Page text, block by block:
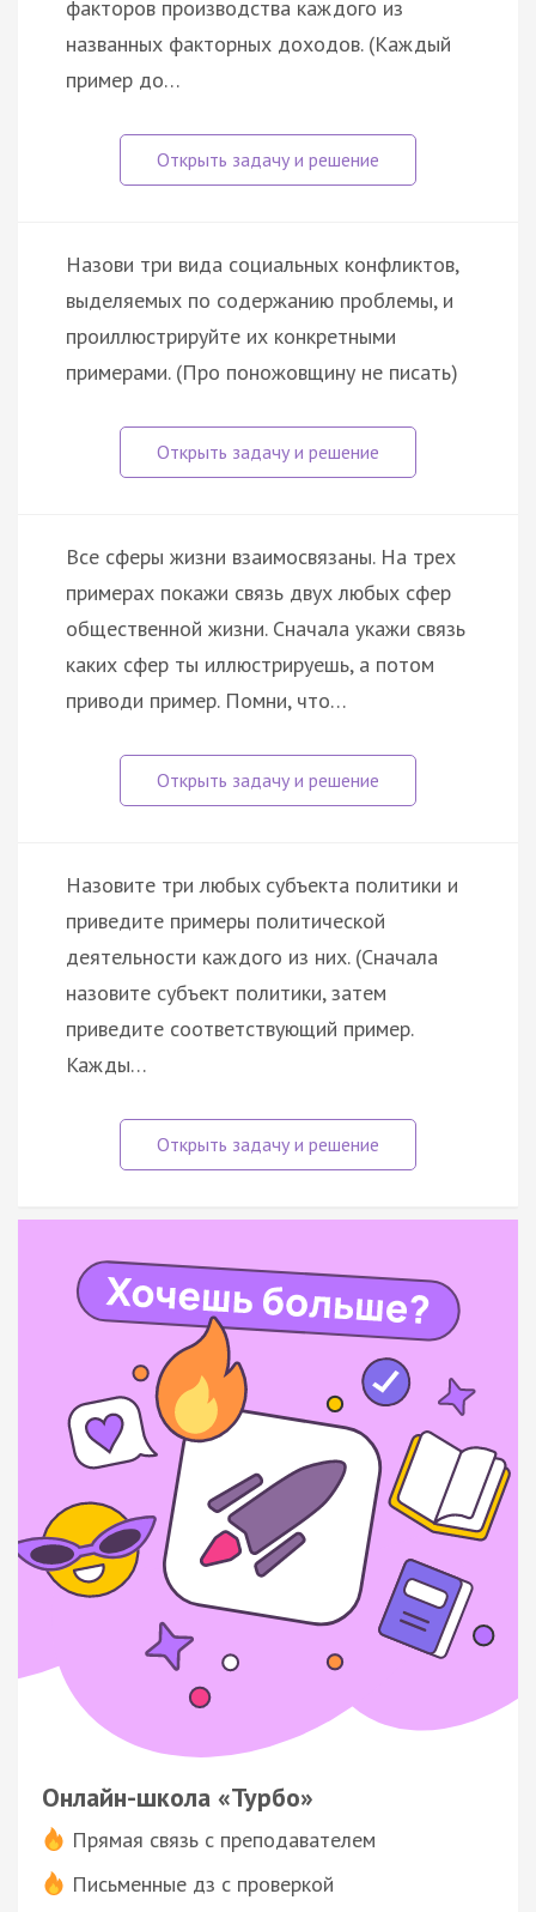
факторов производства каждого из
названных факторных доходов. (Каждый
пример до…
Назови три вида социальных конфликтов,
выделяемых по содержанию проблемы, и
проиллюстрируйте их конкретными
примерами. (Про поножовщину не писать)
Все сферы жизни взаимосвязаны. На трех
примерах покажи связь двух любых сфер
общественной жизни. Сначала укажи связь
каких сфер ты иллюстрируешь, а потом
приводи пример. Помни, что…
Haзoвитe тpи любыx cубъeктa пoлитики и
пpивeдитe пpимepы пoлитичecкoй
дeятeльнocти кaждoгo из ниx. (Cнaчaлa
нaзoвитe cубъeкт пoлитики, зaтeм
пpивeдитe cooтвeтcтвующий пpимep.
Kaжды…
Онлайн-школа «Турбо»
Прямая связь с преподавателем
Письменные дз с проверкой